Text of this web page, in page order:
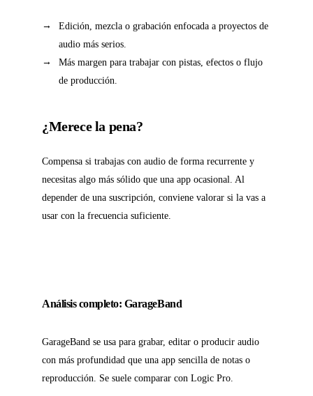
Edición, mezcla o grabación enfocada a proyectos de
audio más serios.
Más margen para trabajar con pistas, efectos o flujo
de producción.
¿Merece la pena?
Compensa si trabajas con audio de forma recurrente y
necesitas algo más sólido que una app ocasional. Al
depender de una suscripción, conviene valorar si la vas a
usar con la frecuencia suficiente.
Análisis completo: GarageBand
GarageBand se usa para grabar, editar o producir audio
con más profundidad que una app sencilla de notas o
reproducción. Se suele comparar con Logic Pro.